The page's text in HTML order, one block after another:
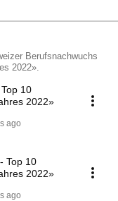
Berufsnachwuchs
2022».
10
2022»
ago
Top 10
2022»
ago